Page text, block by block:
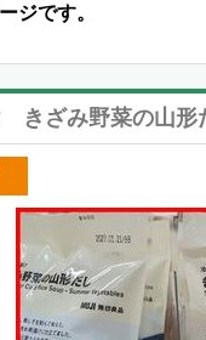
ジです。
きざみ野菜の山形